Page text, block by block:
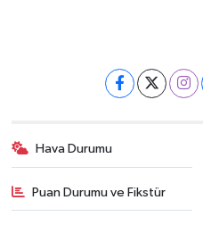
Hava Durumu
Puan Durumu ve Fikstür